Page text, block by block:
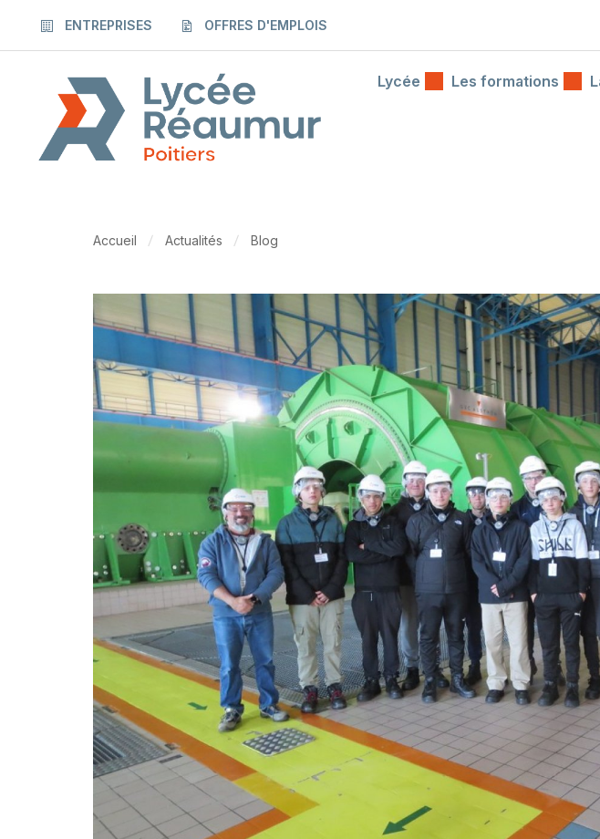
ENTREPRISES OFFRES D'EMPLOIS
Lycée Les formations
Accueil Actualités Blog